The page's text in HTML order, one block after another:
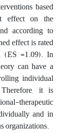
based
effect on the
according to
effect is rated
(ES =1.09). In
can have a
individual
it is
therapeutic
and in
organizations.